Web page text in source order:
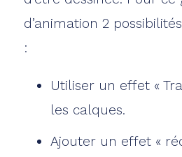
d’animation 2
:
Utiliser un effet «
les calques.
Ajouter un effet «